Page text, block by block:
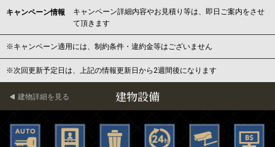
キャンペーン情報
キャンペーン詳細内容やお見積り等は、即日ご案内をさせ
て頂きます
※キャンペーン適用には、制約条件・違約金等はございません
※次回更新予定日は、上記の情報更新日から2週間後になります
建物設備
建物詳細を見る